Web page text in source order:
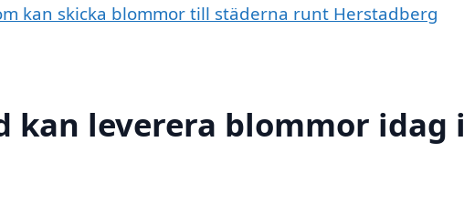
kan skicka blommor till städerna runt Herstadberg
kan leverera blommor idag i